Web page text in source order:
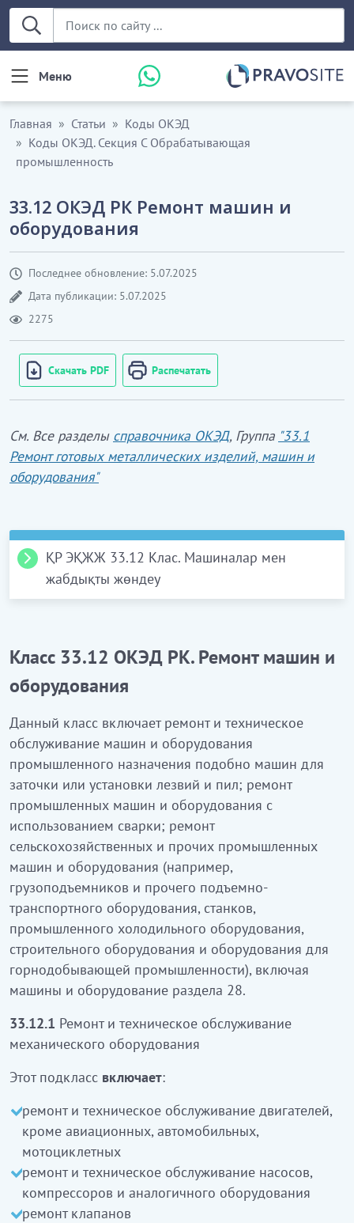
Меню
Главная Статьи
Коды ОКЭД
Коды ОКЭД. Секция С Обрабатывающая
промышленность
33.12 ОКЭД РК Ремонт машин и
оборудования
Последнее обновление: 5.07.2025
Дата публикации: 5.07.2025
2275
Скачать PDF Распечатать
См. Все разделы справочника ОКЭД, Группа "33.1
Ремонт готовых металлических изделий, машин и
оборудования"
ҚР ЭҚЖЖ 33.12 Клас. Машиналар мен
жабдықты жөндеу
және орнатуға арналған машиналар сияқты
машиналар мен өндірістік мақсаттағы жабдықты
жөндеу және техникалық қызмет көрсету;
дәнекерлеуді қолданумен өндірістік машиналар
және жабдықтарды жөндеу; ауылшаруашылық
және басқа да өндірістік машиналарды және
жабдықтарды жөндеу 28-бөлімнің машиналары
және жабдығын қоса, (мысалы, жүк көтергіштер
және басқа да көтергіш-тасымалдау, станоктар,
өнеркәсіптік тоңазытқыш жабдығы, құрылыс
жабдығы және тау-кен өнеркәсібіне арналған
жабдық) жөндеу кіреді.
33.12.1Механикалық жабдықты жөндеу және
техникалық қызмет көрсету
Бұл ішкі класқа:
басқа, қозғалтқыштарды жөндеу және
техникалық қызмет көрсету
жабдықты жөндеу және техникалық қызмет
көрсету
клапандарды жөндеу
гидравликалық жабдықты жөндеу және
техникалық қызмет көрсету
тісті жетектерді және жетек элементтерін
жөндеукіреді
Класс 33.12 ОКЭД РК. Ремонт машин и
оборудования
Данный класс включает ремонт и техническое
обслуживание машин и оборудования
промышленного назначения подобно машин для
заточки или установки лезвий и пил; ремонт
промышленных машин и оборудования с
использованием сварки; ремонт
сельскохозяйственных и прочих промышленных
машин и оборудования (например,
грузоподъемников и прочего подъемно-
транспортного оборудования, станков,
промышленного холодильного оборудования,
строительного оборудования и оборудования для
горнодобывающей промышленности), включая
машины и оборудование раздела 28.
33.12.1 Ремонт и техническое обслуживание
механического оборудования
Этот подкласс включает:
ремонт и техническое обслуживание двигателей,
кроме авиационных, автомобильных,
мотоциклетных
ремонт и техническое обслуживание насосов,
компрессоров и аналогичного оборудования
ремонт клапанов